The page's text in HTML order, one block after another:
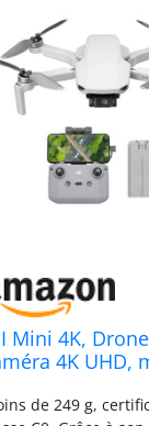
N1C et tout le
des vols 4K en
Une option
pour les
: la
aux drones
fonction de
en faites. Pour
vigueur avant de
drone.
Mini 4K,
4K UHD,
de 249 g,